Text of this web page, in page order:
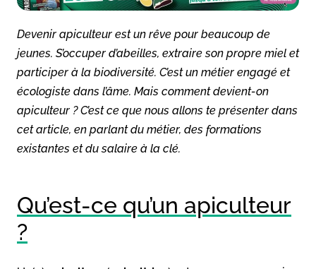
Devenir apiculteur est un rêve pour beaucoup de
jeunes. S’occuper d’abeilles, extraire son propre miel et
participer à la biodiversité. C’est un métier engagé et
écologiste dans l’âme. Mais comment devient-on
apiculteur ? C’est ce que nous allons te présenter dans
cet article, en parlant du métier, des formations
existantes et du salaire à la clé.
Qu’est-ce qu’un apiculteur
?